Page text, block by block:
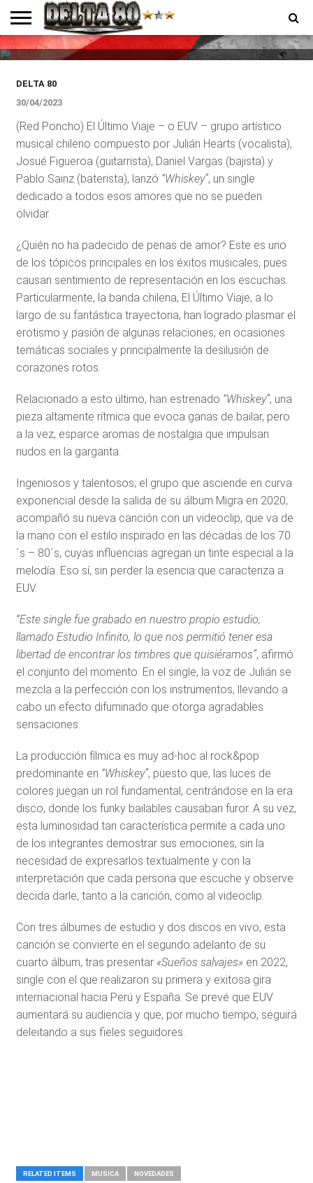
ENTREVISTAS
PREMIOS
PRODUCCIONES
PROGRAMACION
CONTACTO
HOMEPAGE
chilenos El Último Viaje para
ahogar penas de amor
DELTA 80
30/04/2023
(Red Poncho) El Último Viaje – o EUV – grupo artístico
musical chileno compuesto por Julián Hearts (vocalista),
Josué Figueroa (guitarrista), Daniel Vargas (bajista) y
Pablo Sainz (baterista), lanzó “Whiskey”, un single
dedicado a todos esos amores que no se pueden
olvidar.
¿Quién no ha padecido de penas de amor? Este es uno
de los tópicos principales en los éxitos musicales, pues
causan sentimiento de representación en los escuchas.
Particularmente, la banda chilena, El Último Viaje, a lo
largo de su fantástica trayectoria, han logrado plasmar el
erotismo y pasión de algunas relaciones, en ocasiones
temáticas sociales y principalmente la desilusión de
corazones rotos.
Relacionado a esto último, han estrenado “Whiskey”, una
pieza altamente rítmica que evoca ganas de bailar, pero
a la vez, esparce aromas de nostalgia que impulsan
nudos en la garganta.
Ingeniosos y talentosos; el grupo que asciende en curva
exponencial desde la salida de su álbum Migra en 2020;
acompañó su nueva canción con un videoclip, que va de
la mano con el estilo inspirado en las décadas de los 70
´s – 80´s, cuyas influencias agregan un tinte especial a la
melodía. Eso sí, sin perder la esencia que caracteriza a
EUV.
“Este single fue grabado en nuestro propio estudio,
llamado Estudio Infinito, lo que nos permitió tener esa
libertad de encontrar los timbres que quisiéramos”, afirmó
el conjunto del momento. En el single, la voz de Julián se
mezcla a la perfección con los instrumentos, llevando a
cabo un efecto difuminado que otorga agradables
sensaciones.
La producción fílmica es muy ad-hoc al rock&pop
predominante en “Whiskey”, puesto que, las luces de
colores juegan un rol fundamental, centrándose en la era
disco, donde los funky bailables causaban furor. A su vez,
esta luminosidad tan característica permite a cada uno
de los integrantes demostrar sus emociones, sin la
necesidad de expresarlos textualmente y con la
interpretación que cada persona que escuche y observe
decida darle, tanto a la canción, como al videoclip.
Con tres álbumes de estudio y dos discos en vivo, esta
canción se convierte en el segundo adelanto de su
cuarto álbum, tras presentar «Sueños salvajes»en 2022,
single con el que realizaron su primera y exitosa gira
internacional hacia Perú y España. Se prevé que EUV
aumentará su audiencia y que, por mucho tiempo, seguirá
deleitando a sus fieles seguidores.
RELATED ITEMS MUSICA NOVEDADES